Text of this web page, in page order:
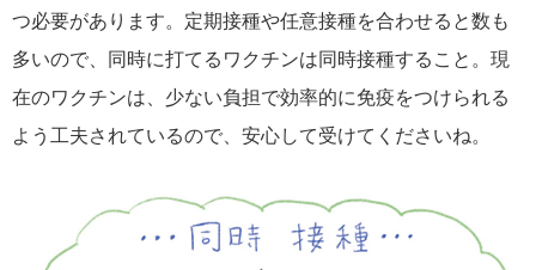
つ必要があります。定期接種や任意接種を合わせると数も
多いので、同時に打てるワクチンは同時接種すること。現
在のワクチンは、少ない負担で効率的に免疫をつけられる
よう工夫されているので、安心して受けてくださいね。